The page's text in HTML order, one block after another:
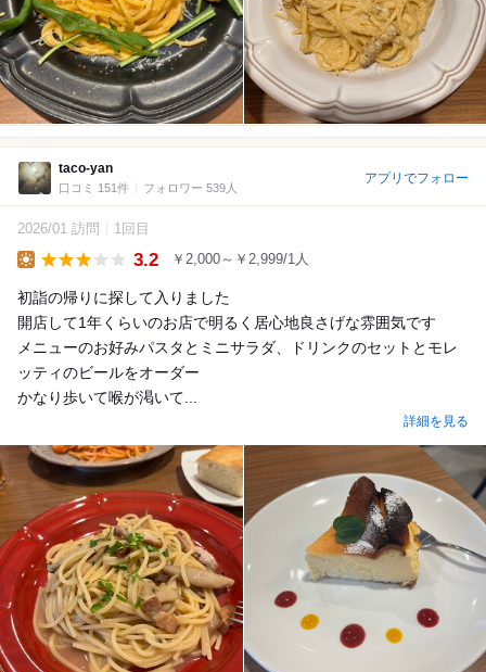
taco-yan
口コミ 151件 フォロワー 539人
アプリでフォロー
2026/01 訪問 1回目
3.2 ￥2,000～￥2,999/1人
初詣の帰りに探して入りました
開店して1年くらいのお店で明るく居心地良さげな雰囲気です
メニューのお好みパスタとミニサラダ、ドリンクのセットとモレ
ッティのビールをオーダー
かなり歩いて喉が渇いて...
詳細を見る